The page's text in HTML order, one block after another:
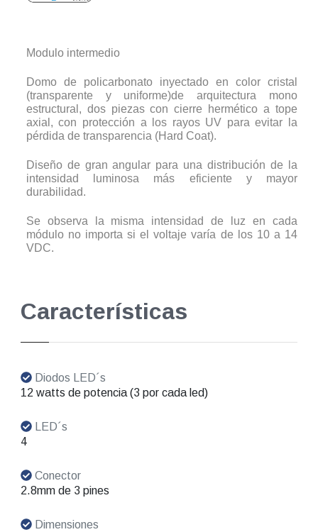
Modulo intermedio
Domo de policarbonato inyectado en color cristal
(transparente y uniforme)de arquitectura mono
estructural, dos piezas con cierre hermético a tope
axial, con protección a los rayos UV para evitar la
pérdida de transparencia (Hard Coat).
Diseño de gran angular para una distribución de la
intensidad luminosa más eficiente y mayor
durabilidad.
Se observa la misma intensidad de luz en cada
módulo no importa si el voltaje varía de los 10 a 14
VDC.
Características
Diodos LED´s
12 watts de potencia (3 por cada led)
LED´s
4
Conector
2.8mm de 3 pines
Dimensiones